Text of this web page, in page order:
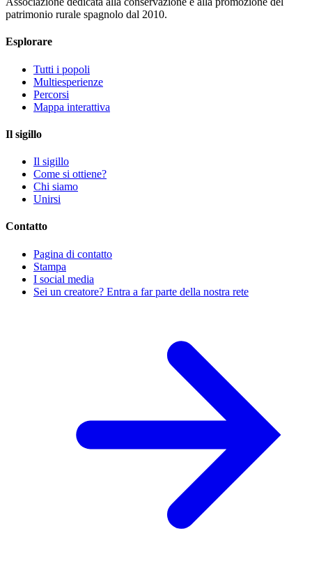
patrimonio rurale spagnolo dal 2010.
Esplorare
Tutti i popoli
Multiesperienze
Percorsi
Mappa interattiva
Il sigillo
Il sigillo
Come si ottiene?
Chi siamo
Unirsi
Contatto
Pagina di contatto
Stampa
I social media
Sei un creatore? Entra a far parte della nostra rete